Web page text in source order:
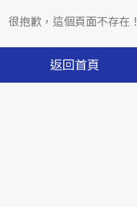
很抱歉，這個頁面不存在！
返回首頁